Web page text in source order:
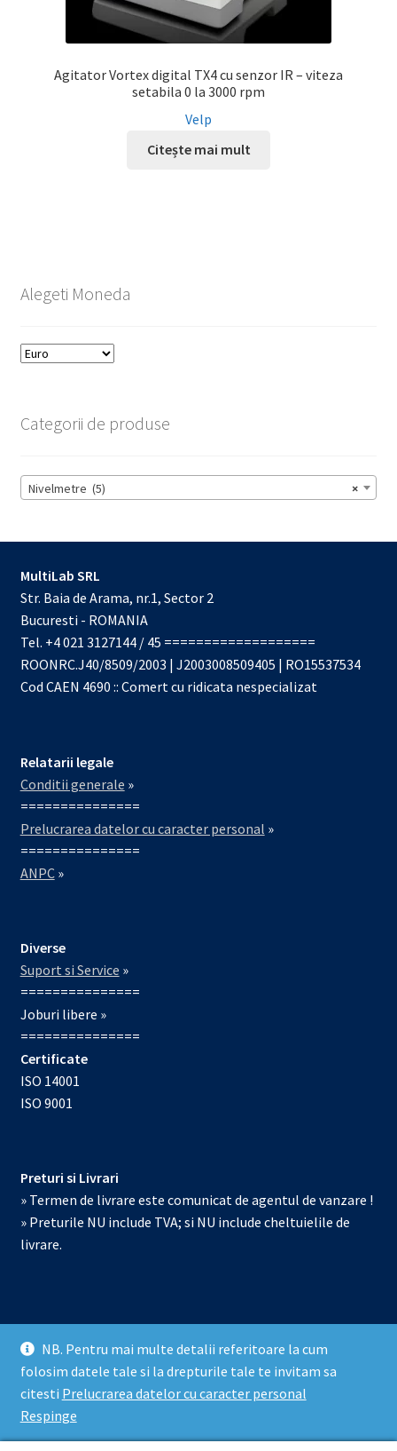
NB. Pentru mai multe detalii referitoare la cum
folosim datele tale si la drepturile tale te invitam sa
citesti Prelucrarea datelor cu caracter personal
Respinge
Agitator Vortex digital TX4 cu senzor IR – viteza
setabila 0 la 3000 rpm
Velp
Citește mai mult
Alegeti Moneda
Categorii de produse
×
Nivelmetre (5)
MultiLab SRL
Str. Baia de Arama, nr.1, Sector 2
Bucuresti - ROMANIA
Tel. +4 021 3127144 / 45 ===================
ROONRC.J40/8509/2003 | J2003008509405 | RO15537534
Cod CAEN 4690 :: Comert cu ridicata nespecializat
Relatarii legale
Conditii generale »
===============
Prelucrarea datelor cu caracter personal »
===============
ANPC»
Diverse
Suport si Service »
===============
Joburi libere »
===============
Certificate
ISO 14001
ISO 9001
Preturi si Livrari
» Termen de livrare este comunicat de agentul de vanzare !
» Preturile NU include TVA; si NU include cheltuielile de
livrare.
© Echipamente de laborator 2026
Prelucrarea datelor cu caracter personal
Construit cu
WooCommerce.